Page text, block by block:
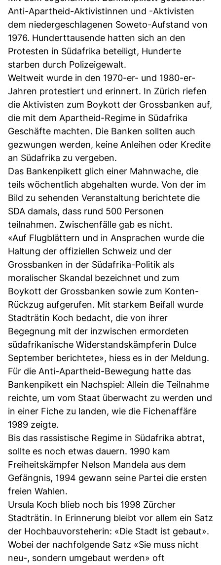
Anti-Apartheid-Aktivistinnen und -Aktivisten
dem niedergeschlagenen Soweto-Aufstand von
1976. Hunderttausende hatten sich an den
Protesten in Südafrika beteiligt, Hunderte
starben durch Polizeigewalt.
Weltweit wurde in den 1970-er- und 1980-er-
Jahren protestiert und erinnert. In Zürich riefen
die Aktivisten zum Boykott der Grossbanken auf,
die mit dem Apartheid-Regime in Südafrika
Geschäfte machten. Die Banken sollten auch
gezwungen werden, keine Anleihen oder Kredite
an Südafrika zu vergeben.
Das Bankenpikett glich einer Mahnwache, die
teils wöchentlich abgehalten wurde. Von der im
Bild zu sehenden Veranstaltung berichtete die
SDA damals, dass rund 500 Personen
teilnahmen. Zwischenfälle gab es nicht.
«Auf Flugblättern und in Ansprachen wurde die
Haltung der offiziellen Schweiz und der
Grossbanken in der Südafrika-Politik als
moralischer Skandal bezeichnet und zum
Boykott der Grossbanken sowie zum Konten-
Rückzug aufgerufen. Mit starkem Beifall wurde
Stadträtin Koch bedacht, die von ihrer
Begegnung mit der inzwischen ermordeten
südafrikanische Widerstandskämpferin Dulce
September berichtete», hiess es in der Meldung.
Für die Anti-Apartheid-Bewegung hatte das
Bankenpikett ein Nachspiel: Allein die Teilnahme
reichte, um vom Staat überwacht zu werden und
in einer Fiche zu landen, wie die Fichenaffäre
1989 zeigte.
Bis das rassistische Regime in Südafrika abtrat,
sollte es noch etwas dauern. 1990 kam
Freiheitskämpfer Nelson Mandela aus dem
Gefängnis, 1994 gewann seine Partei die ersten
freien Wahlen.
Ursula Koch blieb noch bis 1998 Zürcher
Stadträtin. In Erinnerung bleibt vor allem ein Satz
der Hochbauvorsteherin: «Die Stadt ist gebaut».
Wobei der nachfolgende Satz «Sie muss nicht
neu-, sondern umgebaut werden» oft